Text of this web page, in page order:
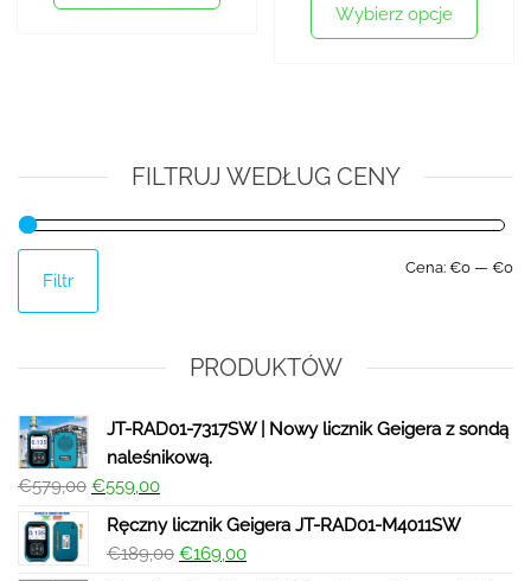
Wybierz opcje
FILTRUJ WEDŁUG CENY
Filtr
Cena: €0 — €0
PRODUKTÓW
JT-RAD01-7317SW | Nowy licznik Geigera z sondą
naleśnikową.
€579,00 €559,00
Ręczny licznik Geigera JT-RAD01-M4011SW
€189,00 €169,00